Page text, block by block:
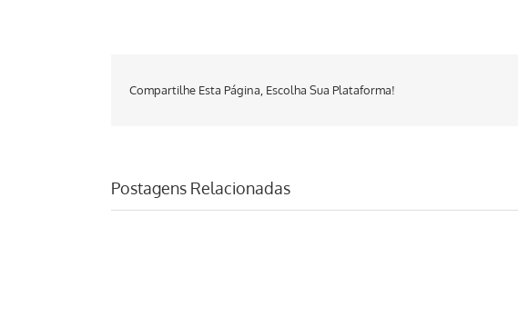
Compartilhe Esta Página, Escolha Sua Plataforma!
Postagens Relacionadas